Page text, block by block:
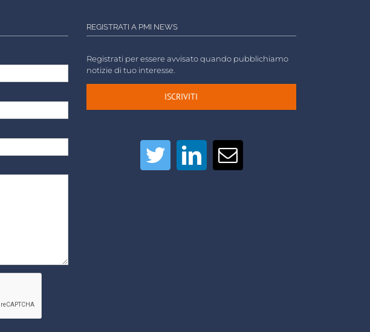
REGISTRATI A PMI NEWS
Registrati per essere avvisato quando pubblichiamo
notizie di tuo interesse.
ISCRIVITI